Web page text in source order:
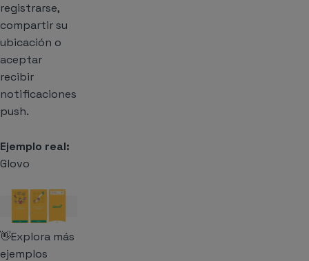
registrarse,
compartir su
ubicación o
aceptar
recibir
notificaciones
push.
Ejemplo real:
Glovo
👋Explora más
ejemplos